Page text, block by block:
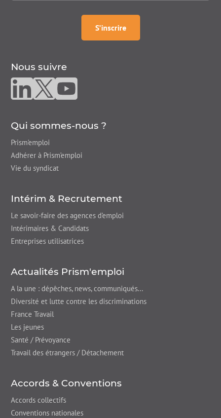
S’inscrire
à lanewsletter
Nous suivre
Nous suivre sur linkedin
Nous suivre sur twitter
Nous suivre sur youtube
Qui sommes-nous ?
Prism'emploi
Adhérer à Prism’emploi
Vie du syndicat
Intérim & Recrutement
Le savoir-faire des agences d’emploi
Intérimaires & Candidats
Entreprises utilisatrices
Actualités Prism'emploi
A la une : dépêches, news, communiqués...
Diversité et lutte contre les discriminations
France Travail
Les jeunes
Santé / Prévoyance
Travail des étrangers / Détachement
Accords & Conventions
Accords collectifs
Conventions nationales